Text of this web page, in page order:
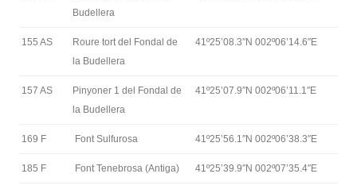
Budellera
155 AS
Roure tort del Fondal de
la Budellera
41º25’08.3″N 002º06’14.6″E
157 AS
Pinyoner 1 del Fondal de
la Budellera
41º25’07.9″N 002º06’11.1″E
169 F Font Sulfurosa 41º25’56.1″N 002º06’38.3″E
185 F Font Tenebrosa (Antiga) 41º25’39.9″N 002º07’35.4″E